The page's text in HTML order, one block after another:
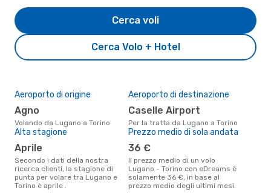
Cerca Volo + Hotel
Cerca voli
Aeroporto di origine
Agno
Volando da Lugano a Torino
Aeroporto di destinazione
Caselle Airport
Per la tratta da Lugano a Torino
Alta stagione
aprile
Secondo i dati della nostra
ricerca clienti, la stagione di
punta per volare tra Lugano e
Torino è aprile .
Prezzo medio di sola andata
36 €
Il prezzo medio di un volo
Lugano - Torino con eDreams è
solamente 36 €, in base al
prezzo medio degli ultimi mesi.